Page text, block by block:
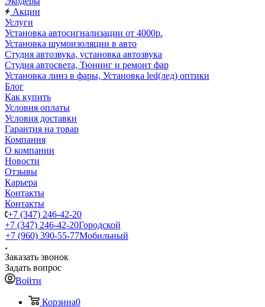
Акции
Услуги
Установка автосигнализации от 4000р.
Установка шумоизоляции в авто
Студия автозвука, установка автозвука
Студия автосвета, Тюнинг и ремонт фар
Установка линз в фары, Установка led(лед) оптики
Блог
Как купить
Условия оплаты
Условия доставки
Гарантия на товар
Компания
О компании
Новости
Отзывы
Карьера
Контакты
Контакты
+7 (347) 246-42-20
+7 (347) 246-42-20Городской
+7 (960) 390-55-77Мобильный
Заказать звонок
Задать вопрос
Войти
Корзина0